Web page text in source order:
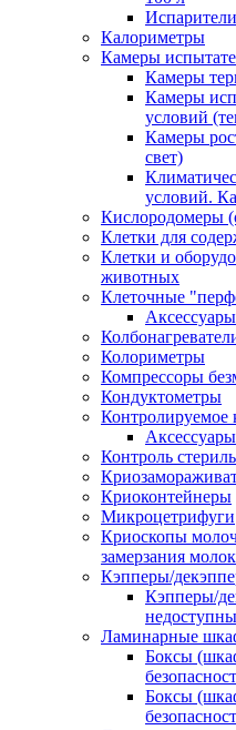
Калориметры
Камеры
Камеры
Камеры
условий
Камеры
свет)
условий.
Кислородомеры
Клетки для
Клетки и
животных
Клеточные
Аксессуары
Колориметры
Компрессоры
Кондуктометры
Контролируемое
Аксессуары
Контроль
Криоконтейнеры
Микроцетрифуги
Криоскопы
замерзания
Кэпперы/
Кэпперы/
Ламинарные
Боксы
Боксы